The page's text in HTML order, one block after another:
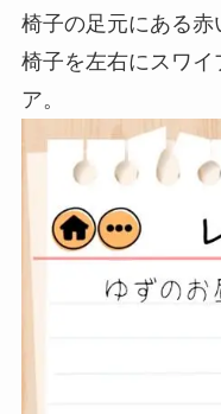
椅子の足元にある赤
椅子を左右にスワイ
ア。